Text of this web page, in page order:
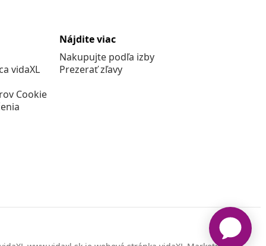
vidaXL
Cookie
Nájdite viac
Nakupujte podľa izby
Prezerať zľavy